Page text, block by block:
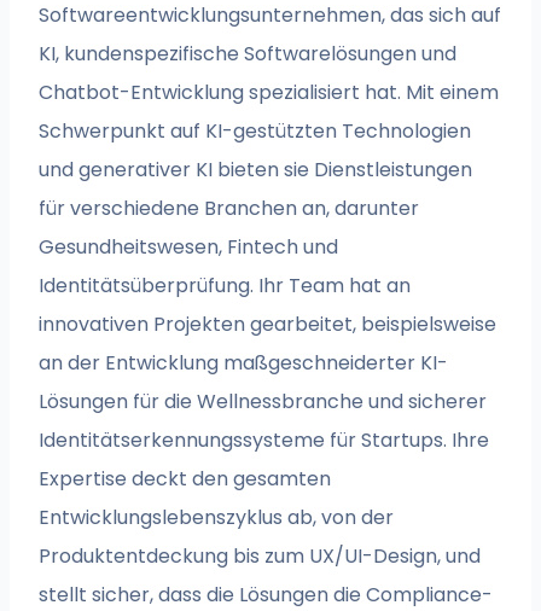
Softwareentwicklungsunternehmen, das sich auf
KI, kundenspezifische Softwarelösungen und
Chatbot-Entwicklung spezialisiert hat. Mit einem
Schwerpunkt auf KI-gestützten Technologien
und generativer KI bieten sie Dienstleistungen
für verschiedene Branchen an, darunter
Gesundheitswesen, Fintech und
Identitätsüberprüfung. Ihr Team hat an
innovativen Projekten gearbeitet, beispielsweise
an der Entwicklung maßgeschneiderter KI-
Lösungen für die Wellnessbranche und sicherer
Identitätserkennungssysteme für Startups. Ihre
Expertise deckt den gesamten
Entwicklungslebenszyklus ab, von der
Produktentdeckung bis zum UX/UI-Design, und
stellt sicher, dass die Lösungen die Compliance-